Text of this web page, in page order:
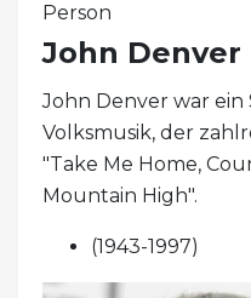
Person
John Denver
John Denver war
Volksmusik, der
"Take Me Home,
Mountain High".
(1943-1997)